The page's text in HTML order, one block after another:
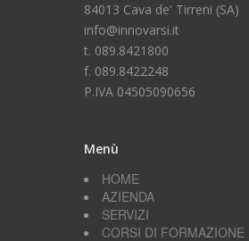
84013 Cava de' Tirreni (SA)
info@innovarsi.it
t. 089.8421800
f. 089.8422248
P.IVA 04505090656
Menù
HOME
AZIENDA
SERVIZI
CORSI DI FORMAZIONE